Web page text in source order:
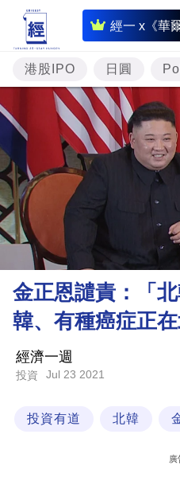
經一 x《華
即
時
財
經
專
題
理
財
商
科
港股IPO 日圓
金正恩譴責：「
韓、有種癌症正在
經濟一週
投資 Jul 23 2021
投資有道 北韓
廣